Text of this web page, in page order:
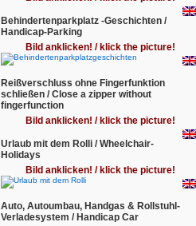
Behindertenparkplatz -Geschichten /
Handicap-Parking
Bild anklicken! / klick the picture!
Reißverschluss ohne Fingerfunktion
schließen / Close a zipper without
fingerfunction
Bild anklicken! / klick the picture!
Urlaub mit dem Rolli / Wheelchair-
Holidays
Bild anklicken! / klick the picture!
Auto, Autoumbau, Handgas & Rollstuhl-
Verladesystem / Handicap Car